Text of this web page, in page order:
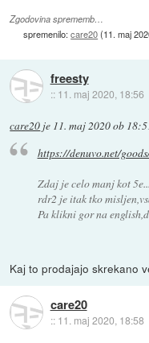
Zgodovina sprememb…
spremenilo:care20(11. maj
freesty
:: 11. maj 2020, 18:56
care20 je 11. maj 2020 ob
https://denuvo.net/
Zdaj je celo manj kot
rdr2 je itak tko
Pa klikni gor na
Kaj to prodajajo skrekano
care20
:: 11. maj 2020, 18:58